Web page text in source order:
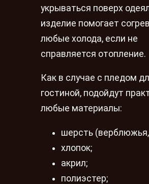
укрываться поверх
изделие помогает
любые холода, если не
справляется отопление.
Как в случае с пледом
гостиной, подойдут
любые материалы:
шерсть
хлопок;
акрил;
полиэстер;